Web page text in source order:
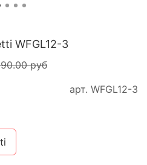
арт. WFGL12-3
WFGL12-3
руб